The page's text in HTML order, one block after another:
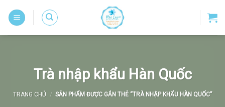
Trà nhập khẩu Hàn Quốc
TRANG CHỦ / SẢN PHẨM ĐƯỢC GẮN THẺ “TRÀ NHẬP KHẨU HÀN QUỐC”